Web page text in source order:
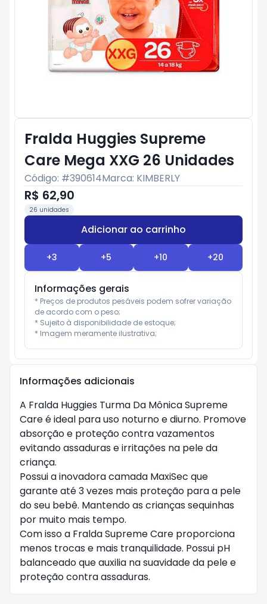
Fralda Huggies Supreme
Care Mega XXG 26 Unidades
Código: #390614Marca: KIMBERLY
R$ 62,90
26 unidades
Adicionar ao carrinho
+3 +5 +10 +20
Informações gerais
* Preços de produtos pesáveis podem sofrer variação
de acordo com o peso;
* Sujeito à disponibilidade de estoque;
* Imagem meramente ilustrativa;
Informações adicionais
A Fralda Huggies Turma Da Mônica Supreme
Care é ideal para uso noturno e diurno. Promove
absorção e proteção contra vazamentos
evitando assaduras e irritações na pele da
criança.
Possui a inovadora camada MaxiSec que
garante até 3 vezes mais proteção para a pele
do seu bebê. Mantendo as crianças sequinhas
por muito mais tempo.
Com isso a Fralda Supreme Care proporciona
menos trocas e mais tranquilidade. Possui pH
balanceado que auxilia na suavidade da pele e
proteção contra assaduras.